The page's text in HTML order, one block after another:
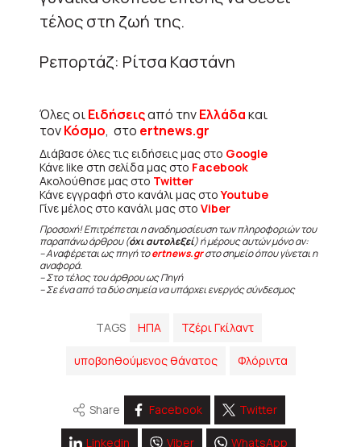
τέλος στη ζωή της.
Ρεπορτάζ: Ρίτσα Καστάνη
Όλες οιΕιδήσειςαπό τηνΕλλάδακαι
τονΚόσμο, στο ertnews.gr
Διάβασε όλες τις ειδήσεις μας στο Google
Κάνε like στη σελίδα μας στο Facebook
Ακολούθησε μας στο Twitter
Κάνε εγγραφή στο κανάλι μας στοYoutube
Γίνε μέλος στο κανάλι μας στο Viber
Προσοχή! Επιτρέπεται η αναδημοσίευση των πληροφοριών του
παραπάνω άρθρου (όχι αυτολεξεί) ή μέρους αυτών μόνο αν:
– Αναφέρεται ως πηγή τοertnews.grστο σημείο όπου γίνεται η
αναφορά.
– Στο τέλος του άρθρου ως Πηγή
– Σε ένα από τα δύο σημεία να υπάρχει ενεργός σύνδεσμος
TAGS ΗΠΑ Τζέρι Γκίλαντ
υποβοηθούμενος θάνατος Φλόριντα
Share Facebook Twitter
Linkedin Viber WhatsApp